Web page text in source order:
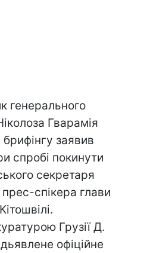
генерального
Гварамія
заявив
спробі покинути
секретаря
прес-спікера глави
Грузії Д.
офіційне